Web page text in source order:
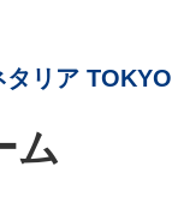
タリア TOKYO
ム